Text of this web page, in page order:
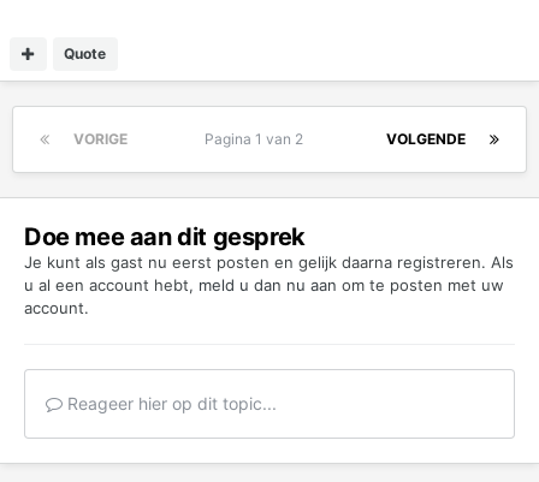
Quote
VORIGE VOLGENDE
Pagina 1 van 2
Doe mee aan dit gesprek
Je kunt als gast nu eerst posten en gelijk daarna registreren. Als
u al een account hebt, meld u dan nu aan om te posten met uw
account.
Reageer hier op dit topic...